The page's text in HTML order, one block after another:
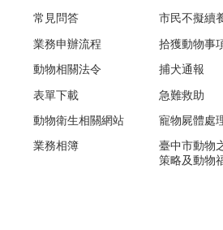
常見問答
業務申辦流程
動物相關法令
表單下載
動物衛生相關網站
業務相簿
市民不擬續
拾獲動物事
捕犬通報
急難救助
寵物屍體處
臺中市動物
策略及動物